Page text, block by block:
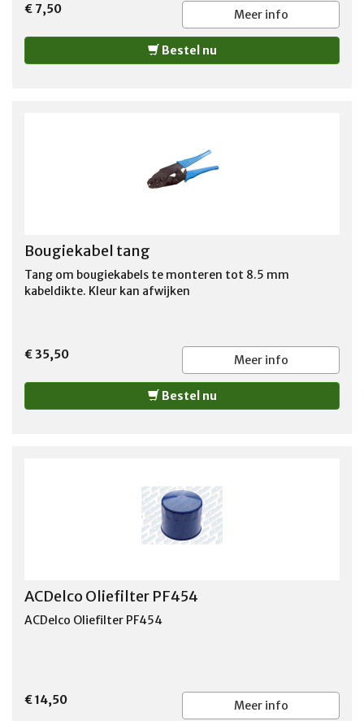
€ 7,50 Meer info
Bestel nu
Bougiekabel tang
Tang om bougiekabels te monteren tot 8.5 mm
kabeldikte. Kleur kan afwijken
€ 35,50 Meer info
Bestel nu
ACDelco Oliefilter PF454
ACDelco Oliefilter PF454
€ 14,50 Meer info